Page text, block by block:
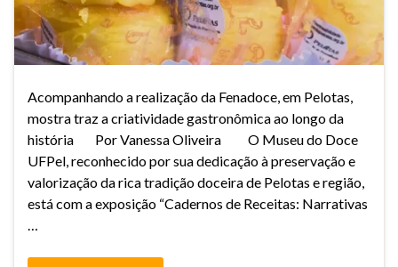
Acompanhando a realização da Fenadoce, em Pelotas,
mostra traz a criatividade gastronômica ao longo da
história Por Vanessa Oliveira O Museu do Doce
UFPel, reconhecido por sua dedicação à preservação e
valorização da rica tradição doceira de Pelotas e região,
está com a exposição “Cadernos de Receitas: Narrativas